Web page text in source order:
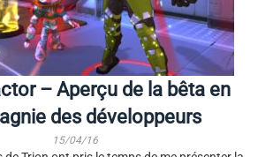
– Aperçu de la bêta en
des développeurs
15/04/16